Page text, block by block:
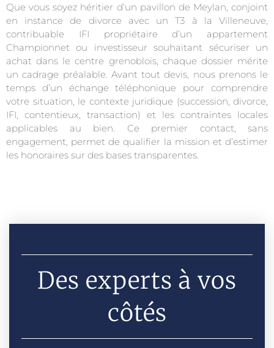
Que vous soyez héritier d’un pavillon de Meylan, conjoint
en instance de divorce avec un T3 à la Villeneuve,
contribuable IFI propriétaire d’un appartement
Championnet ou investisseur souhaitant sécuriser un
achat dans le centre grenoblois, chaque dossier mérite
un cadrage préalable. Avant tout devis, nous prenons le
temps d’un échange téléphonique pour comprendre
votre situation, le contexte juridique (succession, divorce,
IFI, contentieux, transaction) et les contraintes locales
applicables au bien. Ce premier contact, sans
engagement, permet de qualifier la mission et d’estimer
les honoraires sur des bases transparentes.
Des experts à vos
côtés